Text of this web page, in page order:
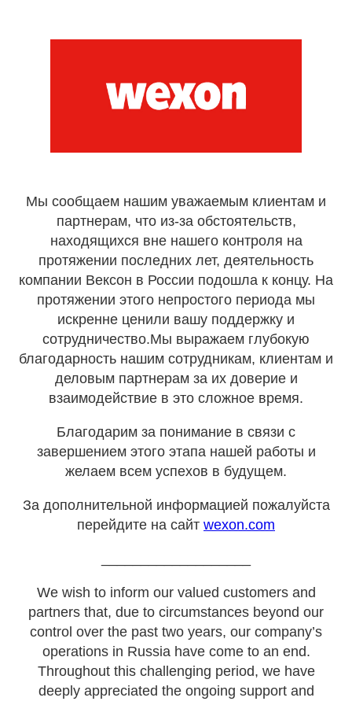
Мы сообщаем нашим уважаемым клиентам и
партнерам, что из-за обстоятельств,
находящихся вне нашего контроля на
протяжении последних лет, деятельность
компании Вексон в России подошла к концу. На
протяжении этого непростого периода мы
искренне ценили вашу поддержку и
сотрудничество.Мы выражаем глубокую
благодарность нашим сотрудникам, клиентам и
деловым партнерам за их доверие и
взаимодействие в это сложное время.
Благодарим за понимание в связи с
завершением этого этапа нашей работы и
желаем всем успехов в будущем.
За дополнительной информацией пожалуйста
перейдите на сайт wexon.com
We wish to inform our valued customers and
partners that, due to circumstances beyond our
control over the past two years, our company’s
operations in Russia have come to an end.
Throughout this challenging period, we have
deeply appreciated the ongoing support and